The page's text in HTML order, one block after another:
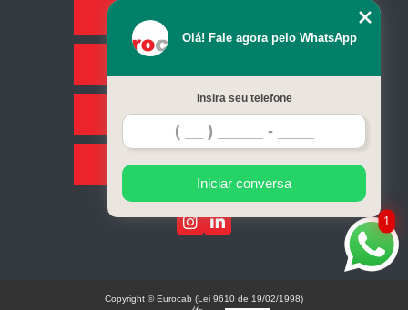
Contato
Mapa do site
1
Olá! Fale agora pelo WhatsApp
Insira seu telefone
Iniciar conversa
Copyright © Eurocab (Lei 9610 de 19/02/1998)